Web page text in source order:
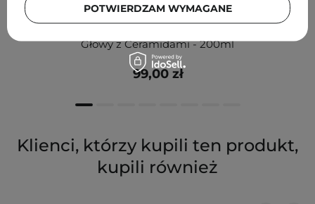
Głowy z Ceramidami - 200ml
99,00 zł
Klienci, którzy kupili ten produkt,
kupili również
POTWIERDZAM WYMAGANE